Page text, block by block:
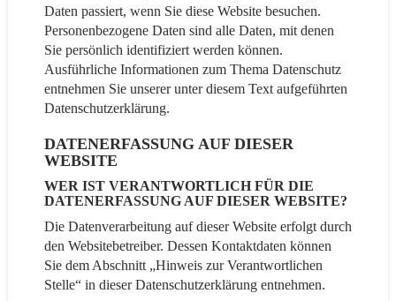
Daten passiert, wenn Sie diese Website besuchen.
Personenbezogene Daten sind alle Daten, mit denen
Sie persönlich identifiziert werden können.
Ausführliche Informationen zum Thema Datenschutz
entnehmen Sie unserer unter diesem Text aufgeführten
Datenschutzerklärung.
DATENERFASSUNG AUF DIESER
WEBSITE
WER IST VERANTWORTLICH FÜR DIE
DATENERFASSUNG AUF DIESER WEBSITE?
Die Datenverarbeitung auf dieser Website erfolgt durch
den Websitebetreiber. Dessen Kontaktdaten können
Sie dem Abschnitt „Hinweis zur Verantwortlichen
Stelle“ in dieser Datenschutzerklärung entnehmen.